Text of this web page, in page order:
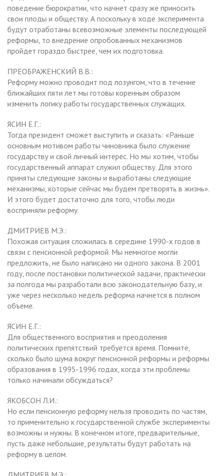
поведение бюрократии, что начнет сразу же приносить
свои плоды и обществу. А поскольку в ходе эксперимента
будут отработаны всевозможные элементы последующей
реформы, то внедрение опробованных механизмов
пройдет гораздо быстрее, чем их подготовка.
ПРЕОБРАЖЕНСКИЙ В.В.:
Реформу можно проводит под лозунгом, что в течение
ближайших пяти лет мы готовы коренным образом
изменить логику работы государственных служащих.
ЯСИН Е.Г.:
Тогда президент сможет выступить и сказать: «Раньше
основным мотивом работы чиновника было служение
государству и свой личный интерес. Но мы хотим, чтобы
государственный аппарат служил обществу. Для этого
приняты следующие законы и выработаны следующие
механизмы, которые сейчас мы будем претворять в жизнь».
И этого будет достаточно для того, чтобы люди
восприняли реформу.
ДМИТРИЕВ М.Э.:
Похожая ситуация сложилась в середине 1990-х годов в
связи с пенсионной реформой. Мы немногое могли
предложить, не было написано ни одного закона. В 2001
году, после постановки политической задачи, практически
за полгода мы разработали всю законодательную базу, и
уже через несколько недель реформа начнется в полном
объеме.
ЯСИН Е.Г.:
Для общественного восприятия и преодоления
политических препятствий требуется время. Помните,
сколько было шума вокруг пенсионной реформы и реформы
образования в 1995-1996 годах, когда эти проблемы
только начинали обсуждаться?
ЯКОБСОН Л.И.:
Но если пенсионную реформу нельзя проводить по частям,
то применительно к государственной службе эксперименты
возможны и нужны. В конечном итоге, предварительные,
пусть даже небольшие, результаты будут работать на
реформу в целом.